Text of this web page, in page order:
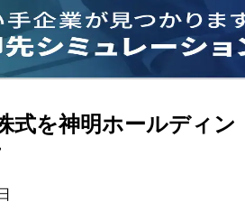
式を神明ホールディン